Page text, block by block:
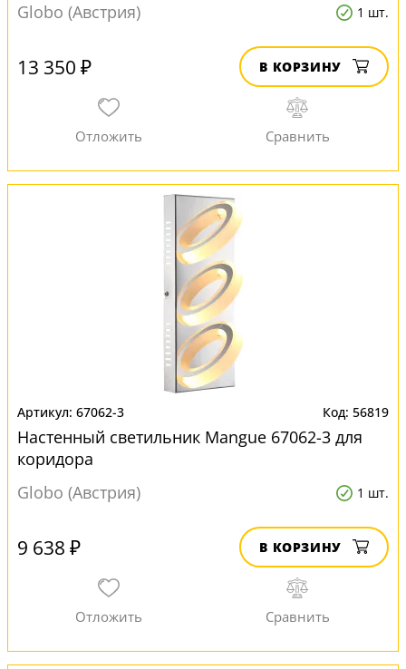
Globo (Австрия)
1 шт.
13 350 ₽ В КОРЗИНУ
67062-3 56819
Настенный светильник Mangue 67062-3 для
коридора
Globo (Австрия)
1 шт.
9 638 ₽ В КОРЗИНУ